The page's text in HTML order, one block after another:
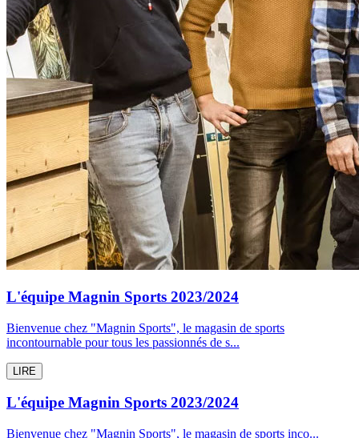
L'équipe Magnin Sports 2023/2024
Bienvenue chez "Magnin Sports", le magasin de sports
incontournable pour tous les passionnés de s...
LIRE
L'équipe Magnin Sports 2023/2024
Bienvenue chez "Magnin Sports", le magasin de sports inco...